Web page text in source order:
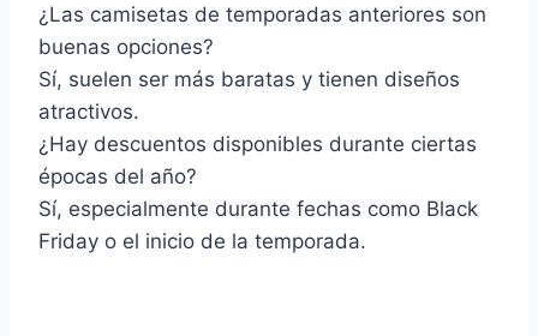
¿Las camisetas de temporadas anteriores son
buenas opciones?
Sí, suelen ser más baratas y tienen diseños
atractivos.
¿Hay descuentos disponibles durante ciertas
épocas del año?
Sí, especialmente durante fechas como Black
Friday o el inicio de la temporada.